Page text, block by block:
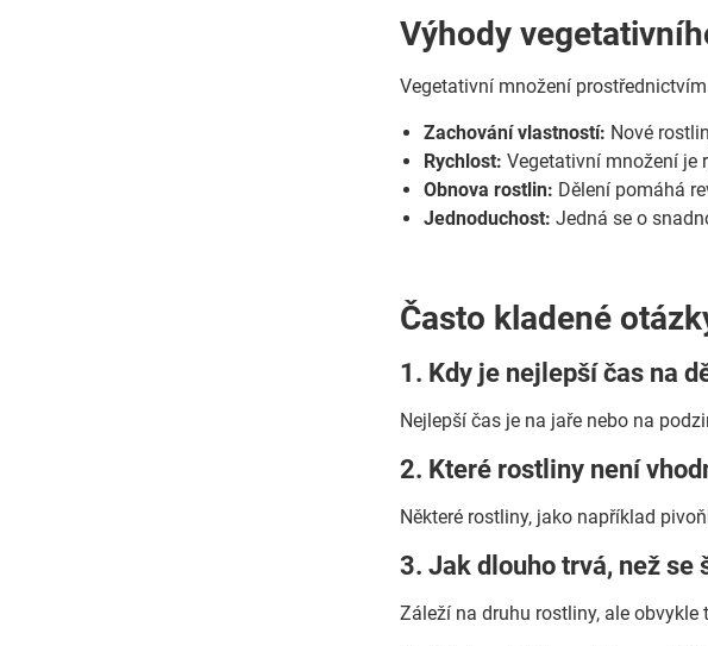
Výhody
Vegetativní množení
Zachování vlastností: Nové
Rychlost: Vegetativní množení je
Obnova rostlin: Dělení pomáhá
Jednoduchost: Jedná se o
Často kladené
1. Kdy je nejlepší čas na
Nejlepší čas je na jaře nebo na
2. Které rostliny není
Některé rostliny, jako například
3. Jak dlouho trvá, než se
Záleží na druhu rostliny, ale